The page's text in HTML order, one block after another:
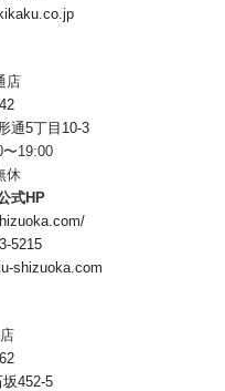
店
通5丁目10-3
19:00
休
式HP
5215
shizuoka.com
452-5